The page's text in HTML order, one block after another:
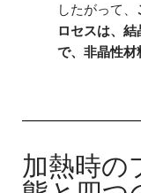
したがって、
ロセスは、
で、非晶性材
加熱時の